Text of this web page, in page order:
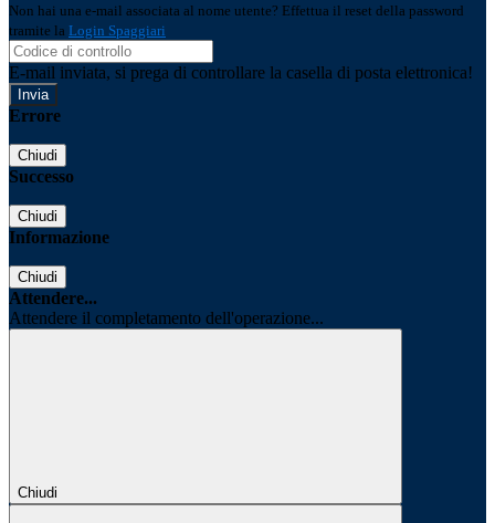
Non hai una e-mail associata al nome utente? Effettua il reset della password
tramite la Login Spaggiari
E-mail inviata, si prega di controllare la casella di posta elettronica!
Errore
Chiudi
Successo
Chiudi
Informazione
Chiudi
Attendere...
Attendere il completamento dell'operazione...
Chiudi